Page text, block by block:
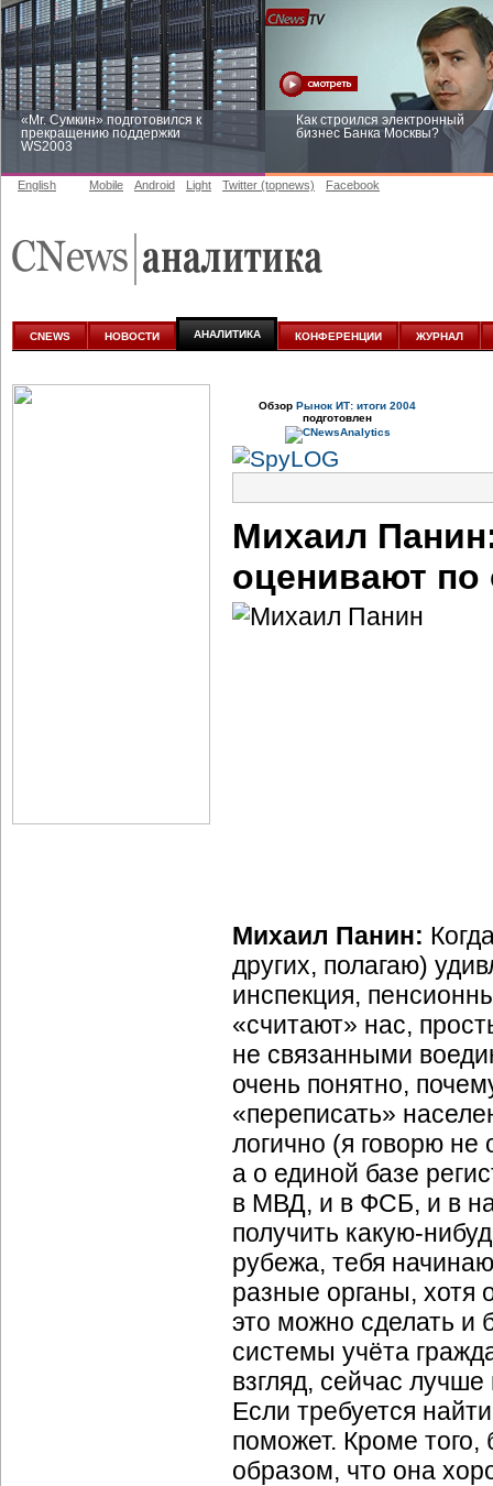
«Mr. Сумкин» подготовился к
прекращению поддержки
WS2003
Как строился электронный
бизнес Банка Москвы?
аналитике
English Mobile Android Light Twitter (topnews) Facebook
CNEWS НОВОСТИ АНАЛИТИКА КОНФЕРЕНЦИИ ЖУРНАЛ
Обзор Рынок ИТ: итоги 2004
подготовлен
Михаил
оценивают по
Михаил Панин:
других, полагаю)
инспекция,
«считают» нас,
не связанными
очень понятно,
«переписать»
логично (я говорю
а о единой базе
в МВД, и в ФСБ, и в
получить какую-
рубежа, тебя
разные органы, хотя
это можно сделать и
системы учёта
взгляд, сейчас
Если требуется
поможет. Кроме того,
образом, что она